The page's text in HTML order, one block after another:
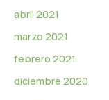
abril 2021
marzo 2021
febrero 2021
diciembre 2020